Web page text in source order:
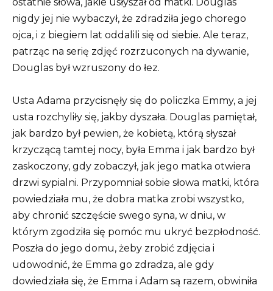
nigdy jej nie wybaczył, że zdradziła jego chorego
ojca, i z biegiem lat oddalili się od siebie. Ale teraz,
patrząc na serię zdjęć rozrzuconych na dywanie,
Douglas był wzruszony do łez.
Usta Adama przycisnęły się do policzka Emmy, a jej
usta rozchyliły się, jakby dyszała. Douglas pamiętał,
jak bardzo był pewien, że kobietą, którą słyszał
krzyczącą tamtej nocy, była Emma i jak bardzo był
zaskoczony, gdy zobaczył, jak jego matka otwiera
drzwi sypialni. Przypomniał sobie słowa matki, która
powiedziała mu, że dobra matka zrobi wszystko,
aby chronić szczęście swego syna, w dniu, w
którym zgodziła się pomóc mu ukryć bezpłodność.
Poszła do jego domu, żeby zrobić zdjęcia i
udowodnić, że Emma go zdradza, ale gdy
dowiedziała się, że Emma i Adam są razem, obwiniła